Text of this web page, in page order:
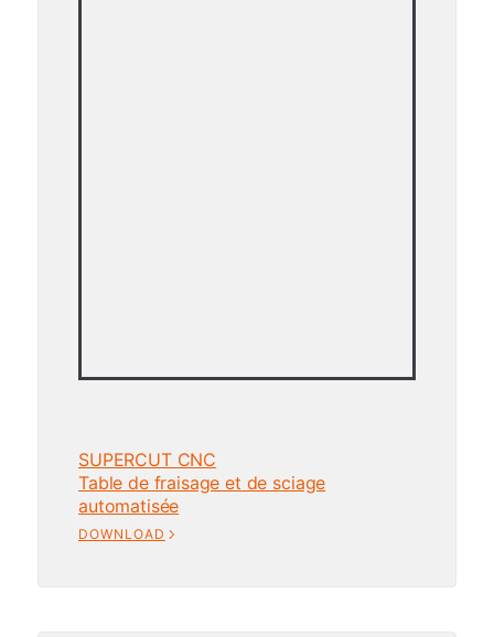
SUPERCUT CNC
Table de fraisage et de sciage
automatisée
DOWNLOAD